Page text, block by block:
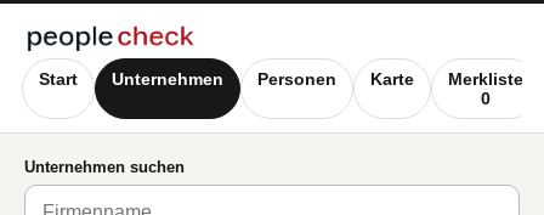
Start Unternehmen Personen Karte
Merkliste
0
Unternehmen suchen